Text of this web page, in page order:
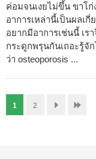
ค่อมจนเงยไม่ขึ้น ขาโก่
อาการเหล่านี้เป็นผลเ
อยากมีอาการเช่นนี้ เร
กระดูกพรุนกันเถอะรู้จั
ว่า osteoporosis ...
1 2